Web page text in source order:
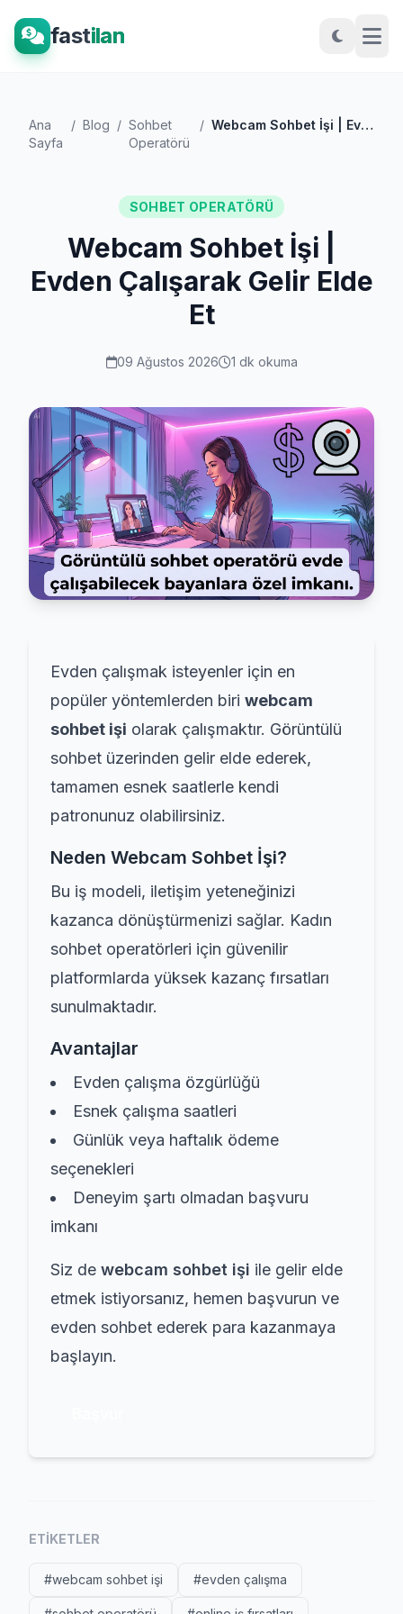
fastilan
Ana
Sayfa
/ Blog / Sohbet
Operatörü
/ Webcam Sohbet İşi | Evden Çalışarak Geli...
SOHBET OPERATÖRÜ
Webcam Sohbet İşi |
Evden Çalışarak Gelir Elde
Et
09 Ağustos 2026 1 dk okuma
Evden çalışmak isteyenler için en
popüler yöntemlerden biri webcam
sohbet işi olarak çalışmaktır. Görüntülü
sohbet üzerinden gelir elde ederek,
tamamen esnek saatlerle kendi
patronunuz olabilirsiniz.
Neden Webcam Sohbet İşi?
Bu iş modeli, iletişim yeteneğinizi
kazanca dönüştürmenizi sağlar. Kadın
sohbet operatörleri için güvenilir
platformlarda yüksek kazanç fırsatları
sunulmaktadır.
Avantajlar
Evden çalışma özgürlüğü
Esnek çalışma saatleri
Günlük veya haftalık ödeme
seçenekleri
Deneyim şartı olmadan başvuru
imkanı
Siz de webcam sohbet işi ile gelir elde
etmek istiyorsanız, hemen başvurun ve
evden sohbet ederek para kazanmaya
başlayın.
ETIKETLER
#webcam sohbet işi #evden çalışma